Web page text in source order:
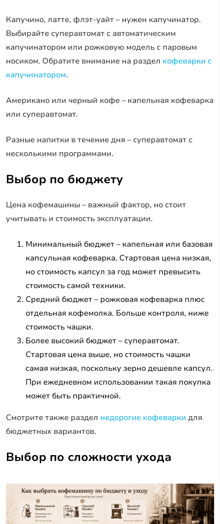
Капучино, латте, флэт-уайт – нужен капучинатор.
Выбирайте суперавтомат с автоматическим
капучинатором или рожковую модель с паровым
носиком. Обратите внимание на раздел кофеварки с
капучинатором.
Американо или черный кофе – капельная кофеварка
или суперавтомат.
Разные напитки в течение дня – суперавтомат с
несколькими программами.
Выбор по бюджету
Цена кофемашины – важный фактор, но стоит
учитывать и стоимость эксплуатации.
Минимальный бюджет – капельная или базовая
капсульная кофеварка. Стартовая цена низкая,
но стоимость капсул за год может превысить
стоимость самой техники.
Средний бюджет – рожковая кофеварка плюс
отдельная кофемолка. Больше контроля, ниже
стоимость чашки.
Более высокий бюджет – суперавтомат.
Стартовая цена выше, но стоимость чашки
самая низкая, поскольку зерно дешевле капсул.
При ежедневном использовании такая покупка
может быть практичной.
Смотрите также раздел недорогие кофеварки для
бюджетных вариантов.
Выбор по сложности ухода